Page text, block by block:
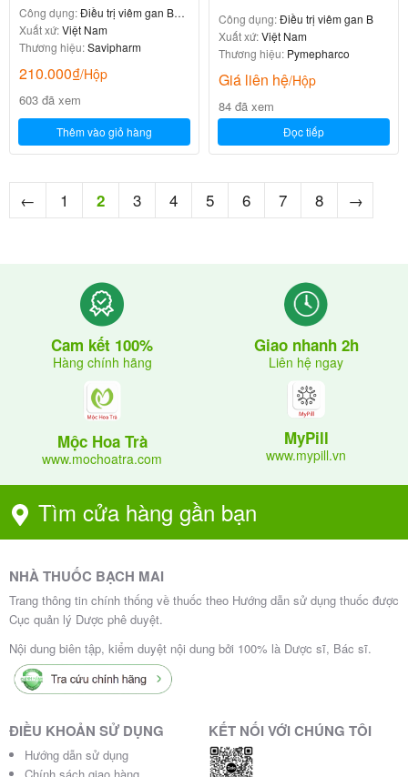
Công dụng:Điều trị viêm gan B
mạn tính
Xuất xứ:Việt Nam
Thương hiệu:Savipharm
210.000₫/Hộp
603 đã xem
Thêm vào giỏ hàng
Công dụng:Điều trị viêm gan B
Xuất xứ:Việt Nam
Thương hiệu: Pymepharco
Giá liên hệ/Hộp
84 đã xem
Đọc tiếp
← 1 2 3 4 5 6 7 8 →
Cam kết 100%
Hàng chính hãng
Giao nhanh 2h
Liên hệ ngay
Mộc Hoa Trà
www.mochoatra.com
MyPill
www.mypill.vn
Tìm cửa hàng gần bạn
NHÀ THUỐC BẠCH MAI
Trang thông tin chính thống về thuốc theo Hướng dẫn sử dụng thuốc được
Cục quản lý Dược phê duyệt.
Nội dung biên tập, kiểm duyệt nội dung bởi 100% là Dược sĩ, Bác sĩ.
ĐIỀU KHOẢN SỬ DỤNG
Hướng dẫn sử dụng
Chính sách giao hàng
KẾT NỐI VỚI CHÚNG TÔI